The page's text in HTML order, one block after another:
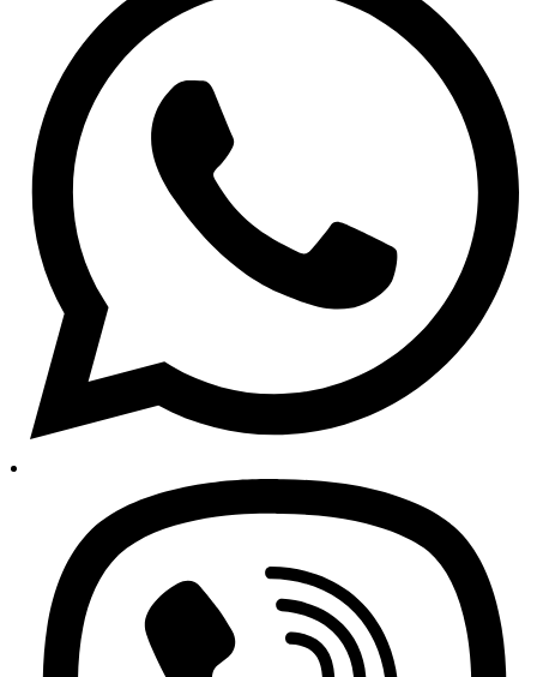
Auto dijelovi Sarajevo
Auto dijelovi Banja Luka
Auto dijelovi Mostar
Auto dijelovi Zenica
Auto dijelovi Tuzla
Auto dijelovi Grude
Služba za korisnike
Centar za pomoć
Centar znanja
Alati za vozače
Korisnički račun
Praćenje narudžbi
Moje narudžbe
Politika privatnosti
Informacije o trgovini
O nama – Auto24
Najprodavanije
Najnoviji proizvodi
Novi popusti
Svi autodijelovi i dodatna oprema
Sve za auto na jednom mjestu!
Besplatna dostava za sve narudžbe iznad 150 KM